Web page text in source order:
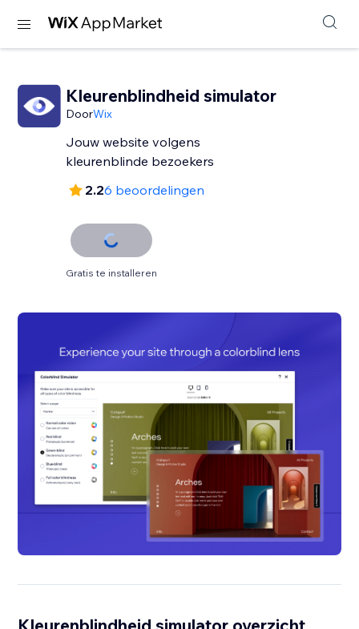
Kleurenblindheid simulator
DoorWix
Jouw website volgens
kleurenblinde bezoekers
2.26 beoordelingen
Gratis te installeren